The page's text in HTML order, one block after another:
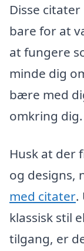
Disse
bare for at
at fungere
minde dig
bære med
omkring dig.
Husk at der
og designs,
med citater.
klassisk stil
tilgang, er